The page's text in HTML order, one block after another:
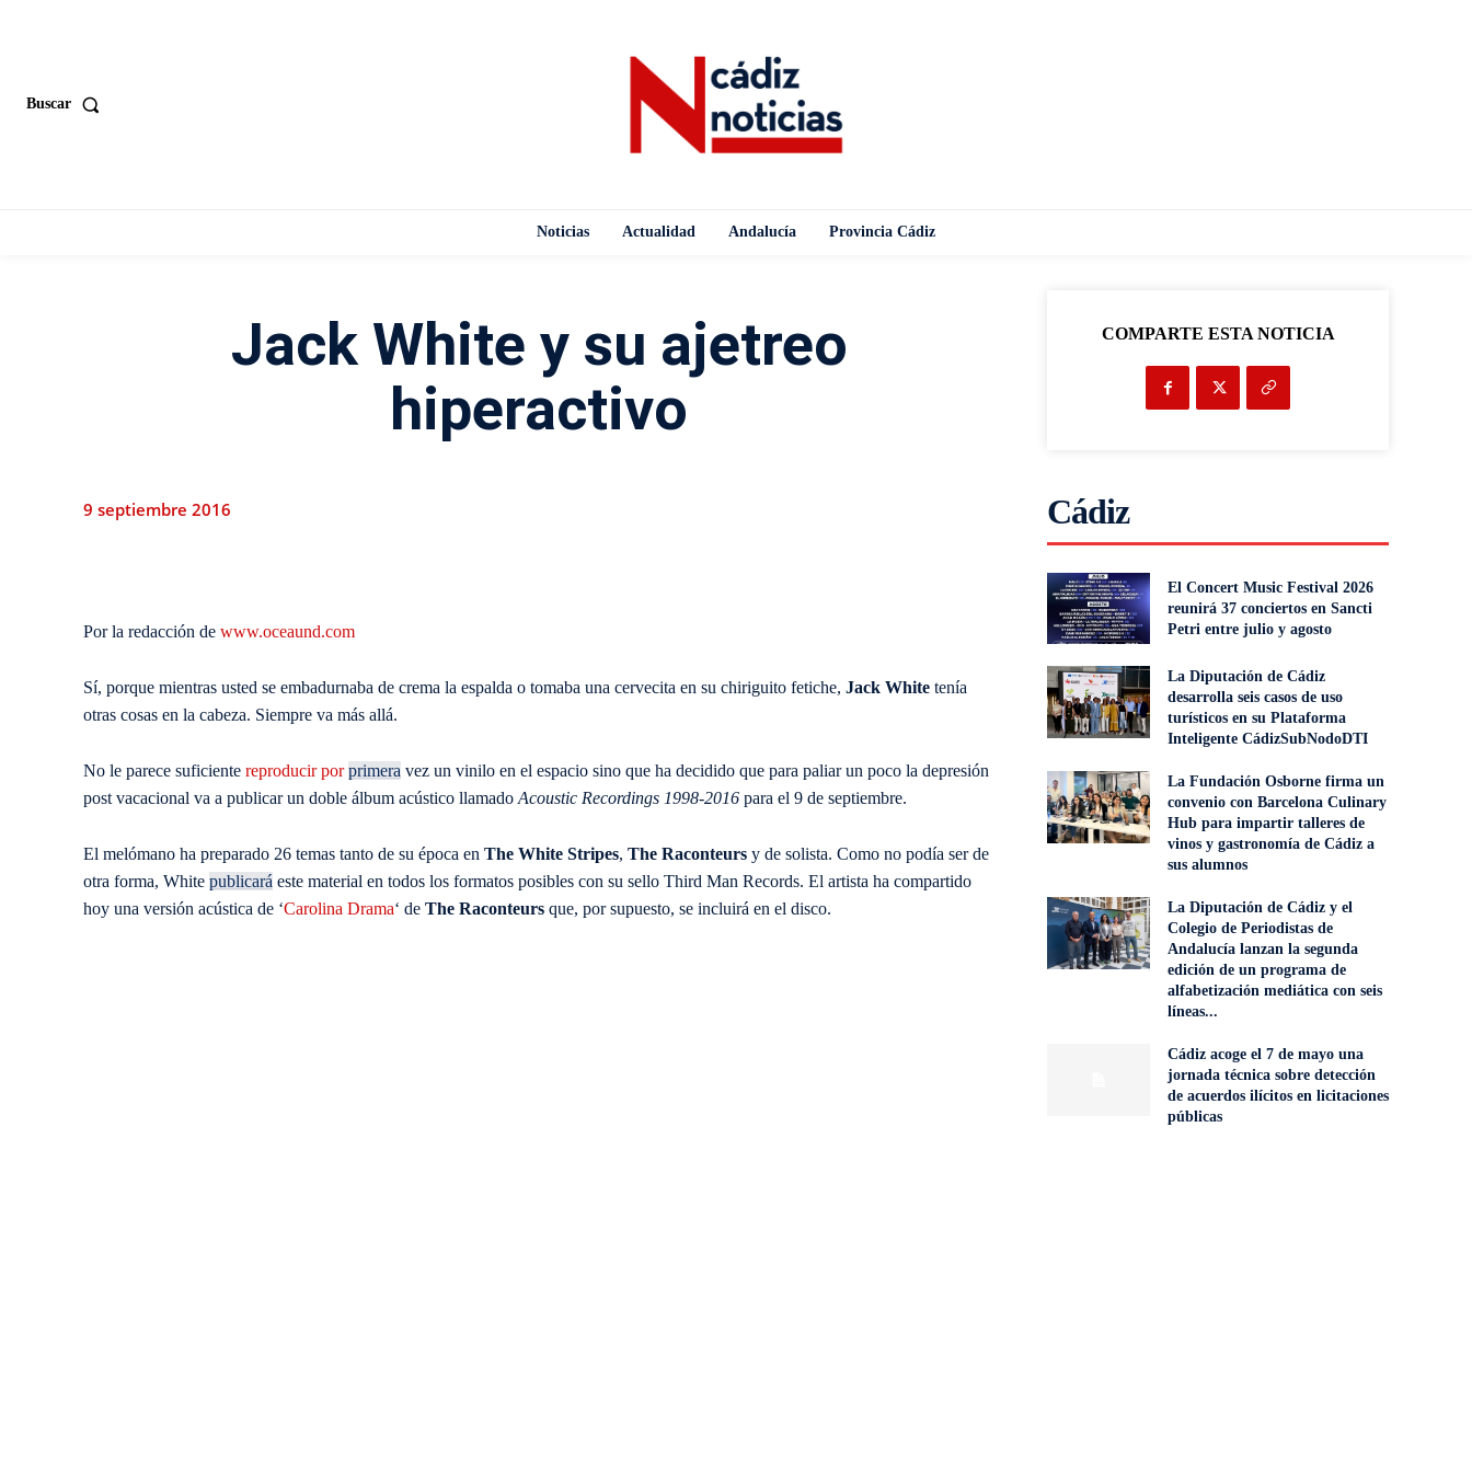
Buscar
Noticias Actualidad Andalucía Provincia Cádiz
Jack White y su ajetreo
hiperactivo
9 septiembre 2016
Por la redacción de www.oceaund.com
Sí, porque mientras usted se embadurnaba de crema la espalda o tomaba una cervecita en su chiriguito fetiche, Jack White tenía
otras cosas en la cabeza. Siempre va más allá.
No le parece suficiente reproducir porprimera vez un vinilo en el espacio sino que ha decidido que para paliar un poco la depresión
post vacacional va a publicar un doble álbum acústico llamado Acoustic Recordings 1998-2016 para el 9 de septiembre.
El melómano ha preparado 26 temas tanto de su época en The White Stripes, The Raconteurs y de solista. Como no podía ser de
otra forma, White publicará este material en todos los formatos posibles con su sello Third Man Records. El artista ha compartido
hoy una versión acústica de ‘Carolina Drama‘ de The Raconteurs que, por supuesto, se incluirá en el disco.
COMPARTE ESTA NOTICIA
Cádiz
El Concert Music Festival 2026
reunirá 37 conciertos en Sancti
Petri entre julio y agosto
La Diputación de Cádiz
desarrolla seis casos de uso
turísticos en su Plataforma
Inteligente CádizSubNodoDTI
La Fundación Osborne firma un
convenio con Barcelona Culinary
Hub para impartir talleres de
vinos y gastronomía de Cádiz a
sus alumnos
La Diputación de Cádiz y el
Colegio de Periodistas de
Andalucía lanzan la segunda
edición de un programa de
alfabetización mediática con seis
líneas...
Cádiz acoge el 7 de mayo una
jornada técnica sobre detección
de acuerdos ilícitos en licitaciones
públicas